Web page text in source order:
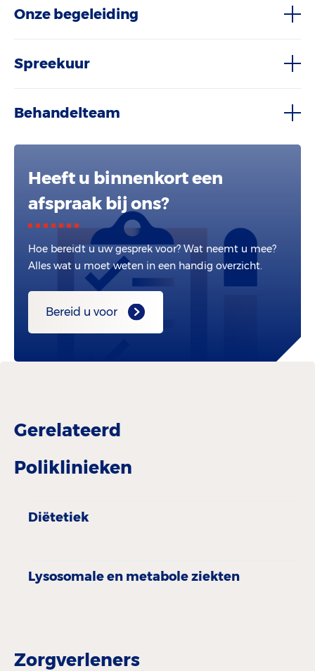
Onze begeleiding
Spreekuur
Behandelteam
Heeft u binnenkort een
afspraak bij ons?
Hoe bereidt u uw gesprek voor? Wat neemt u mee?
Alles wat u moet weten in een handig overzicht.
Bereid u voor
Gerelateerd
Poliklinieken
Diëtetiek
Lysosomale en metabole ziekten
Zorgverleners